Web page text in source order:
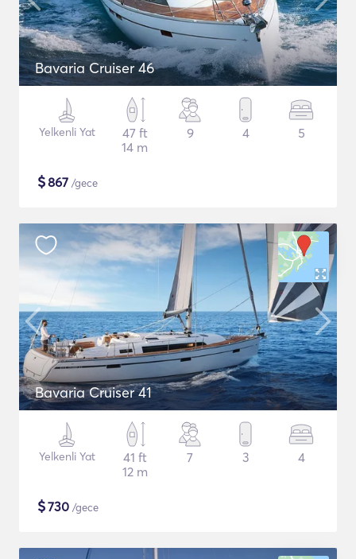
Bavaria Cruiser 46
Yelkenli Yat
47 ft
14 m
9 4 5
$867 /gece
Bavaria Cruiser 41
Yelkenli Yat
41 ft
12 m
7 3 4
$730 /gece